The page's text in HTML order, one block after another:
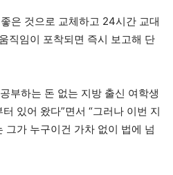
은 것으로 교체하고 24시간 교대
직임이 포착되면 즉시 보고해 단
부하는 돈 없는 지방 출신 여학생
있어 왔다”면서 “그러나 이번 지
가 누구이건 가차 없이 법에 넘